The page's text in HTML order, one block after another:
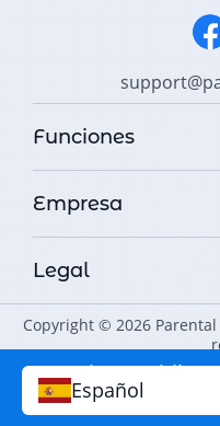
Proteja a su hijo
Internet
Funciones
Empresa
Legal
Copyright © 2026
Español